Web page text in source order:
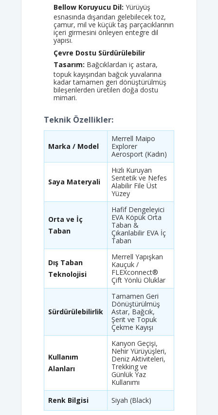
Bellow Koruyucu Dil: Yürüyüş
esnasında dışarıdan gelebilecek toz,
çamur, mil ve küçük taş parçacıklarının
içeri girmesini önleyen entegre dil
yapısı.
Çevre Dostu Sürdürülebilir
Tasarım: Bağcıklardan iç astara,
topuk kayışından bağcık yuvalarına
kadar tamamen geri dönüştürülmüş
bileşenlerden üretilen doğa dostu
mimari.
Teknik Özellikler:
Marka / Model
Merrell Maipo
Explorer
Aerosport (Kadın)
Saya Materyali
Hızlı Kuruyan
Sentetik ve Nefes
Alabilir File Üst
Yüzey
Orta ve İç
Taban
Hafif Dengeleyici
EVA Köpük Orta
Taban &
Çıkarılabilir EVA İç
Taban
Dış Taban
Teknolojisi
Merrell Yapışkan
Kauçuk /
FLEXconnect®
Çift Yönlü Oluklar
Sürdürülebilirlik
Tamamen Geri
Dönüştürülmüş
Astar, Bağcık,
Şerit ve Topuk
Çekme Kayışı
Kullanım
Alanları
Kanyon Geçişi,
Nehir Yürüyüşleri,
Deniz Aktiviteleri,
Trekking ve
Günlük Yaz
Kullanımı
Renk Bilgisi
Siyah (Black)